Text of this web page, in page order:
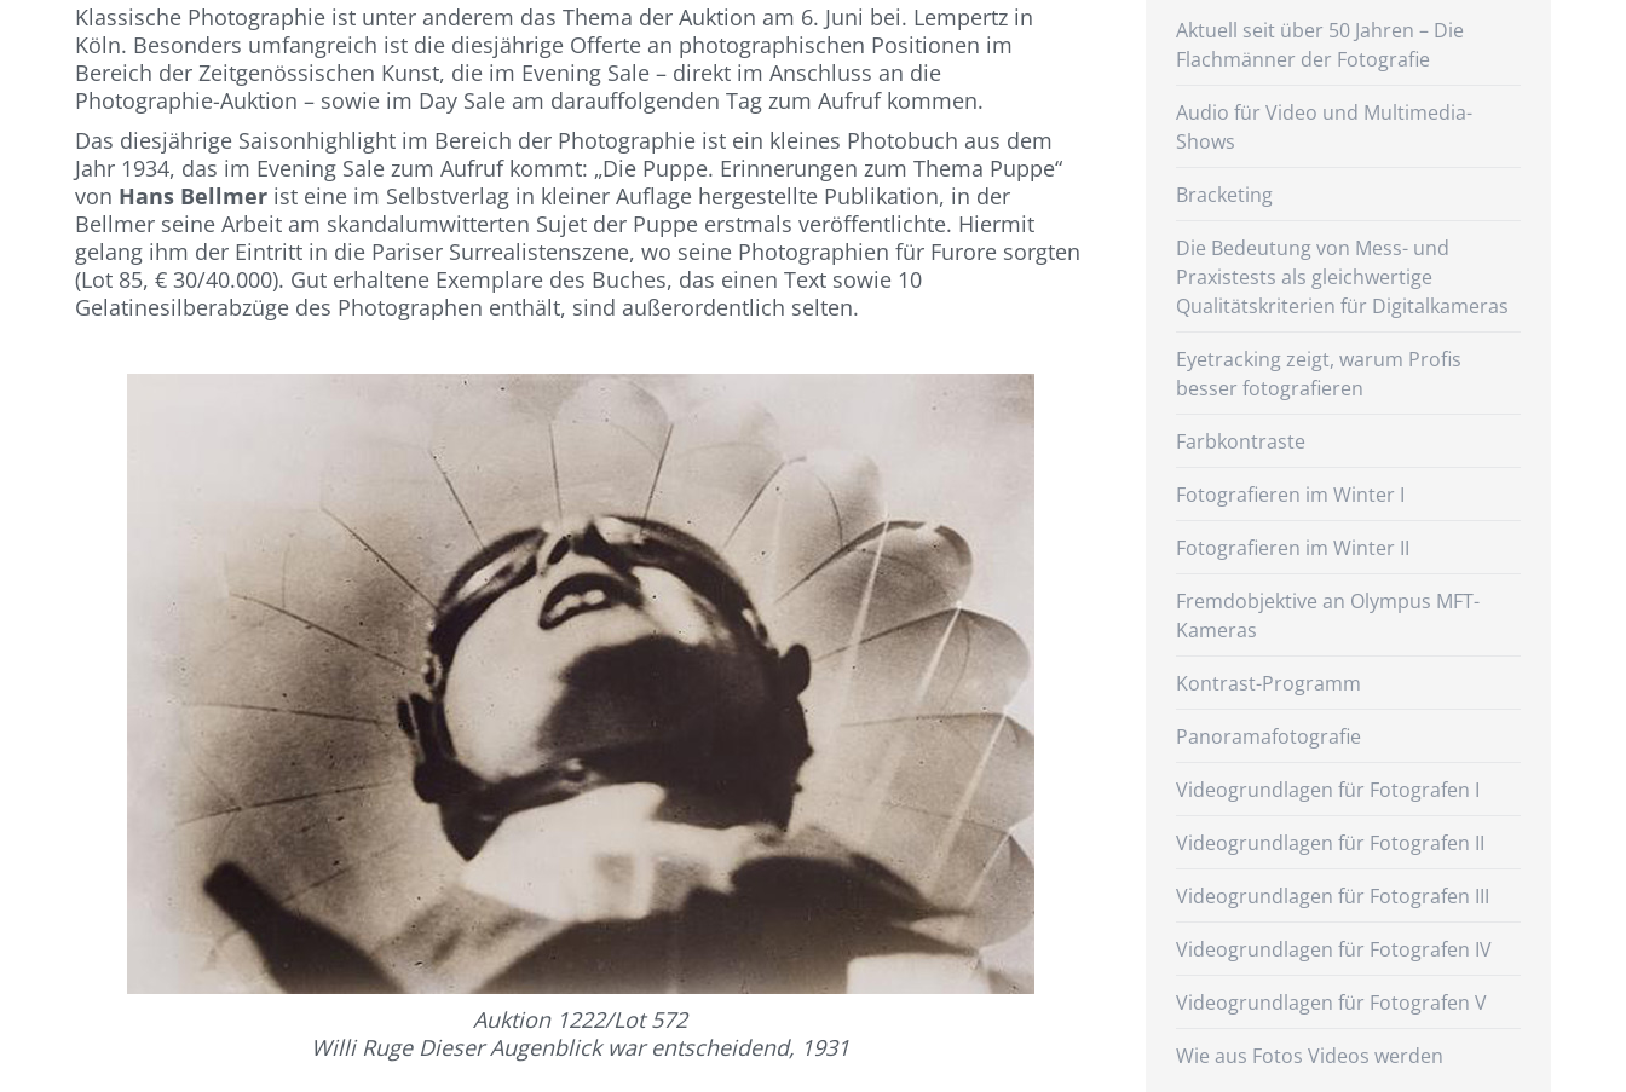
Klassische Photographie ist unter anderem das Thema der Auktion am 6. Juni bei. Lempertz in
Köln. Besonders umfangreich ist die diesjährige Offerte an photographischen Positionen im
Bereich der Zeitgenössischen Kunst, die im Evening Sale – direkt im Anschluss an die
Photographie-Auktion – sowie im Day Sale am darauffolgenden Tag zum Aufruf kommen.
Das diesjährige Saisonhighlight im Bereich der Photographie ist ein kleines Photobuch aus dem
Jahr 1934, das im Evening Sale zum Aufruf kommt: „Die Puppe. Erinnerungen zum Thema Puppe“
von Hans Bellmer ist eine im Selbstverlag in kleiner Auflage hergestellte Publikation, in der
Bellmer seine Arbeit am skandalumwitterten Sujet der Puppe erstmals veröffentlichte. Hiermit
gelang ihm der Eintritt in die Pariser Surrealistenszene, wo seine Photographien für Furore sorgten
(Lot 85, € 30/40.000). Gut erhaltene Exemplare des Buches, das einen Text sowie 10
Gelatinesilberabzüge des Photographen enthält, sind außerordentlich selten.
Auktion 1222/Lot 572
Willi Ruge Dieser Augenblick war entscheidend, 1931
Aktuell seit über 50 Jahren – Die
Flachmänner der Fotografie
Audio für Video und Multimedia-
Shows
Bracketing
Die Bedeutung von Mess- und
Praxistests als gleichwertige
Qualitätskriterien für Digitalkameras
Eyetracking zeigt, warum Profis
besser fotografieren
Farbkontraste
Fotografieren im Winter I
Fotografieren im Winter II
Fremdobjektive an Olympus MFT-
Kameras
Kontrast-Programm
Panoramafotografie
Videogrundlagen für Fotografen I
Videogrundlagen für Fotografen II
Videogrundlagen für Fotografen III
Videogrundlagen für Fotografen IV
Videogrundlagen für Fotografen V
Wie aus Fotos Videos werden